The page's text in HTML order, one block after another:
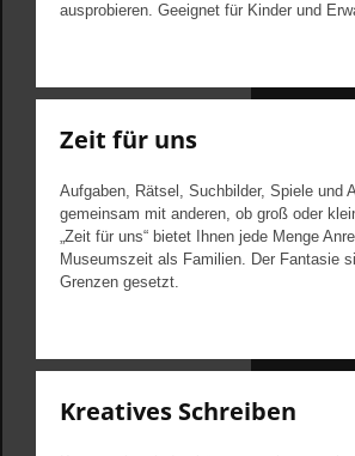
ausprobieren. Geeignet für Kinder und
Zeit für uns
Aufgaben, Rätsel, Suchbilder, Spiele und
gemeinsam mit anderen, ob groß oder
„Zeit für uns“ bietet Ihnen jede Menge
Museumszeit als Familien. Der Fantasie
Grenzen gesetzt.
Kreatives Schreiben